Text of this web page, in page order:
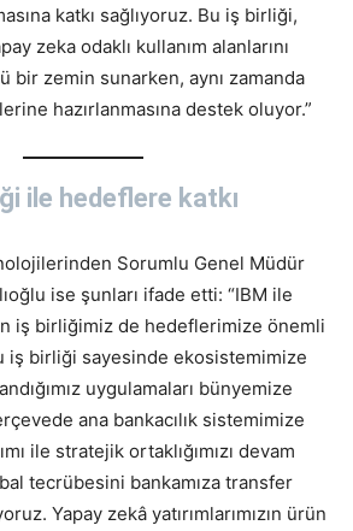
katkı sağlıyoruz. Bu iş birliği,
zeka odaklı kullanım alanlarını
bir zemin sunarken, aynı zamanda
hazırlanmasına destek oluyor.”
ile hedeflere katkı
Sorumlu Genel Müdür
ise şunları ifade etti: “IBM ile
iş birliğimiz de hedeflerimize önemli
iş birliği sayesinde ekosistemimize
uygulamaları bünyemize
ana bankacılık sistemimize
ile stratejik ortaklığımızı devam
tecrübesini bankamıza transfer
Yapay zekâ yatırımlarımızın ürün